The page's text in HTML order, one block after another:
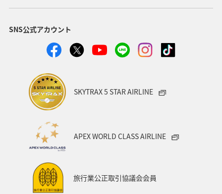
日光 ワカサギ 岩手県 イワナ 神奈川県
長野県 アクティビティ
コイ アマゴ
SNS公式アカウント
SKYTRAX 5 STAR AIRLINE
APEX WORLD CLASS AIRLINE
旅行業公正取引協議会会員